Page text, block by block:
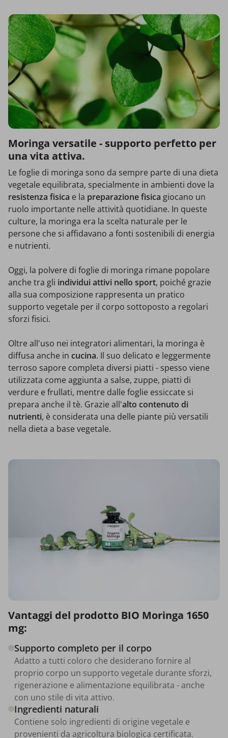
Moringa versatile - supporto perfetto per
una vita attiva.
Le foglie di moringa sono da sempre parte di una dieta
vegetale equilibrata, specialmente in ambienti dove la
resistenza fisica e la preparazione fisica giocano un
ruolo importante nelle attività quotidiane. In queste
culture, la moringa era la scelta naturale per le
persone che si affidavano a fonti sostenibili di energia
e nutrienti.
Oggi, la polvere di foglie di moringa rimane popolare
anche tra gli individui attivi nello sport, poiché grazie
alla sua composizione rappresenta un pratico
supporto vegetale per il corpo sottoposto a regolari
sforzi fisici.
Oltre all'uso nei integratori alimentari, la moringa è
diffusa anche in cucina. Il suo delicato e leggermente
terroso sapore completa diversi piatti - spesso viene
utilizzata come aggiunta a salse, zuppe, piatti di
verdure e frullati, mentre dalle foglie essiccate si
prepara anche il tè. Grazie all'alto contenuto di
nutrienti, è considerata una delle piante più versatili
nella dieta a base vegetale.
Vantaggi del prodotto BIO Moringa 1650
mg:
Supporto completo per il corpo
Adatto a tutti coloro che desiderano fornire al
proprio corpo un supporto vegetale durante sforzi,
rigenerazione e alimentazione equilibrata - anche
con uno stile di vita attivo.
Ingredienti naturali
Contiene solo ingredienti di origine vegetale e
provenienti da agricoltura biologica certificata.